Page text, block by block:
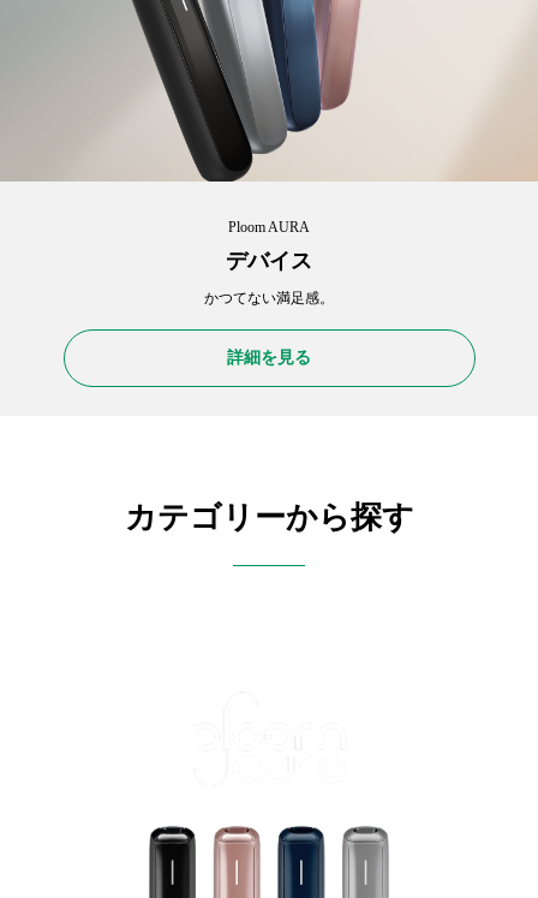
Ploom AURA
デバイス
かつてない満足感。
詳細を見る
カテゴリーから探す